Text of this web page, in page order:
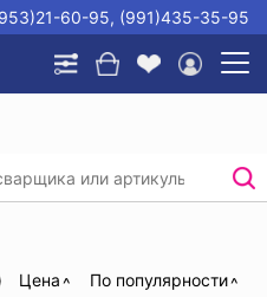
60-95, (991)435-35-95
Цена
По популярности